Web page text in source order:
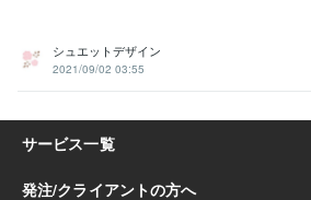
シュエットデザイン
2021/09/02 03:55